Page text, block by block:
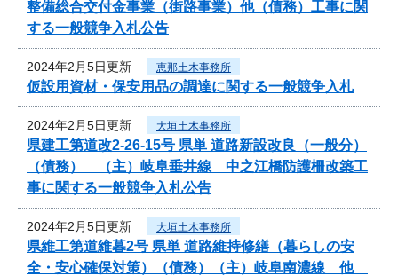
整備総合交付金事業（街路事業）他（債務）工事に関
する一般競争入札公告
2024年2月5日更新 恵那土木事務所
仮設用資材・保安用品の調達に関する一般競争入札
2024年2月5日更新 大垣土木事務所
県建工第道改2-26-15号 県単 道路新設改良（一般分）
（債務） （主）岐阜垂井線 中之江橋防護柵改築工
事に関する一般競争入札公告
2024年2月5日更新 大垣土木事務所
県維工第道維暮2号 県単 道路維持修繕（暮らしの安
全・安心確保対策）（債務）（主）岐阜南濃線 他